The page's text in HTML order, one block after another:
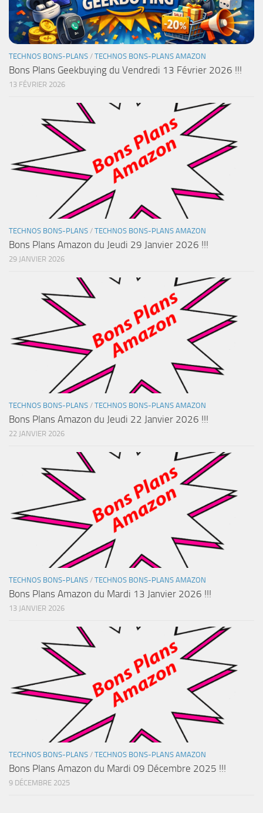
TECHNOS BONS-PLANS / TECHNOS BONS-PLANS AMAZON
Bons Plans Geekbuying du Vendredi 13 Février 2026 !!!
13 FÉVRIER 2026
TECHNOS BONS-PLANS / TECHNOS BONS-PLANS AMAZON
Bons Plans Amazon du Jeudi 29 Janvier 2026 !!!
29 JANVIER 2026
TECHNOS BONS-PLANS / TECHNOS BONS-PLANS AMAZON
Bons Plans Amazon du Jeudi 22 Janvier 2026 !!!
22 JANVIER 2026
TECHNOS BONS-PLANS / TECHNOS BONS-PLANS AMAZON
Bons Plans Amazon du Mardi 13 Janvier 2026 !!!
13 JANVIER 2026
TECHNOS BONS-PLANS / TECHNOS BONS-PLANS AMAZON
Bons Plans Amazon du Mardi 09 Décembre 2025 !!!
9 DÉCEMBRE 2025